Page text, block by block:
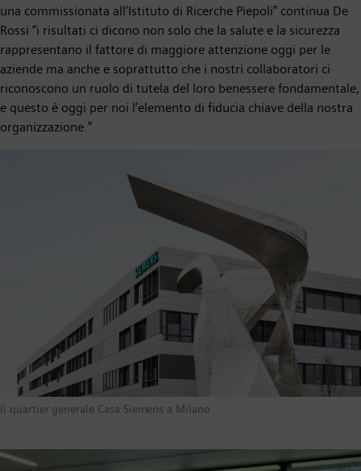
una commissionata all’Istituto di Ricerche Piepoli” continua De
Rossi “i risultati ci dicono non solo che la salute e la sicurezza
rappresentano il fattore di maggiore attenzione oggi per le
aziende ma anche e soprattutto che i nostri collaboratori ci
riconoscono un ruolo di tutela del loro benessere fondamentale,
e questo è oggi per noi l’elemento di fiducia chiave della nostra
organizzazione.”
Il quartier generale Casa Siemens a Milano